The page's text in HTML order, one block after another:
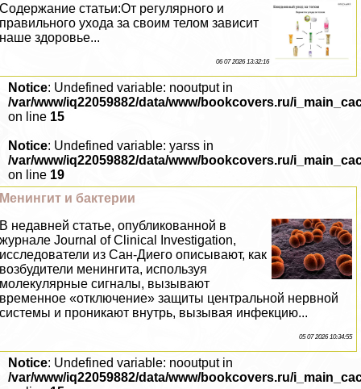
Содержание статьи:От регулярного и
правильного ухода за своим телом зависит
наше здоровье...
06 07 2026 13:32:16
Notice: Undefined variable: nooutput in
/var/www/iq22059882/data/www/bookcovers.ru/
on line 15
Notice: Undefined variable: yarss in
/var/www/iq22059882/data/www/bookcovers.ru/
on line 19
Менингит и бактерии
В недавней статье, опубликованной в
журнале Journal of Clinical Investigation,
исследователи из Сан-Диего описывают, как
возбудители менингита, используя
молекулярные сигналы, вызывают
временное «отключение» защиты центральной нервной
системы и проникают внутрь, вызывая инфекцию...
05 07 2026 10:34:55
Notice: Undefined variable: nooutput in
/var/www/iq22059882/data/www/bookcovers.ru/